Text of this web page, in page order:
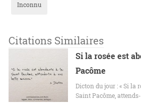
Inconnu
Citations Similaires
Si la rosée est
Pacôme
Dicton du jour : « Si la
Saint Pacôme,